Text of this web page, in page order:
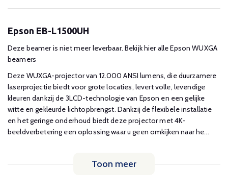
Epson EB-L1500UH
Deze beamer is niet meer leverbaar. Bekijk hier alle Epson WUXGA
beamers
Deze WUXGA-projector van 12.000 ANSI lumens, die duurzamere
laserprojectie biedt voor grote locaties, levert volle, levendige
kleuren dankzij de 3LCD-technologie van Epson en een gelijke
witte en gekleurde lichtopbrengst. Dankzij de flexibele installatie
en het geringe onderhoud biedt deze projector met 4K-
beeldverbetering een oplossing waar u geen omkijken naar he...
Toon meer